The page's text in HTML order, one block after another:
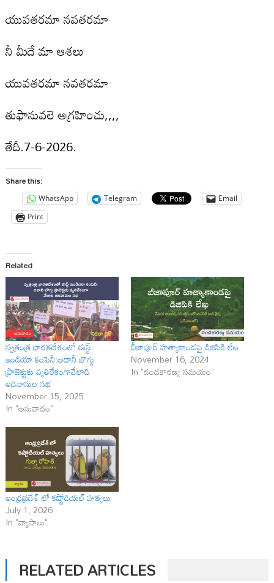
యువతరమా నవతరమా
నీ మీదే మా ఆశలు
యువతరమా నవతరమా
తుఫానువలె ఆగ్రహించు,,,,
తేదీ.7-6-2026.
Share this:
WhatsApp Telegram
Email
Print
Related
స్వత్రంత్ర భారతదేశంలో ఈస్ట్
ఇండియా కంపెనీ:అదానీ బొగ్గు
ప్రాజెక్టుకు వ్యతిరేకంగావేలాది
ఆదివాసుల సభ
November 15, 2025
In "అనువాదం"
బీజాపూర్ హత్యాకాండపై డిజిపికి లేఖ
November 16, 2024
In "దండకారణ్య సమయం"
ఆంధ్రప్రదేశ్ లో కష్టోడియల్ హత్యలు
July 1, 2026
In "వ్యాసాలు"
RELATED ARTICLES